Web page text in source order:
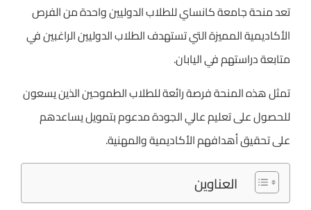
تعد منحة جامعة كانساي للطلاب الدوليين واحدة من الفرص
الأكاديمية المميزة التي تستهدف الطلاب الدوليين الراغبين في
متابعة دراستهم في اليابان.
تمثل هذه المنحة فرصة رائعة للطلاب الطموحين الذين يسعون
للحصول على تعليم عالي الجودة مدعوم بتمويل يساعدهم
على تحقيق أهدافهم الأكاديمية والمهنية.
العناوين